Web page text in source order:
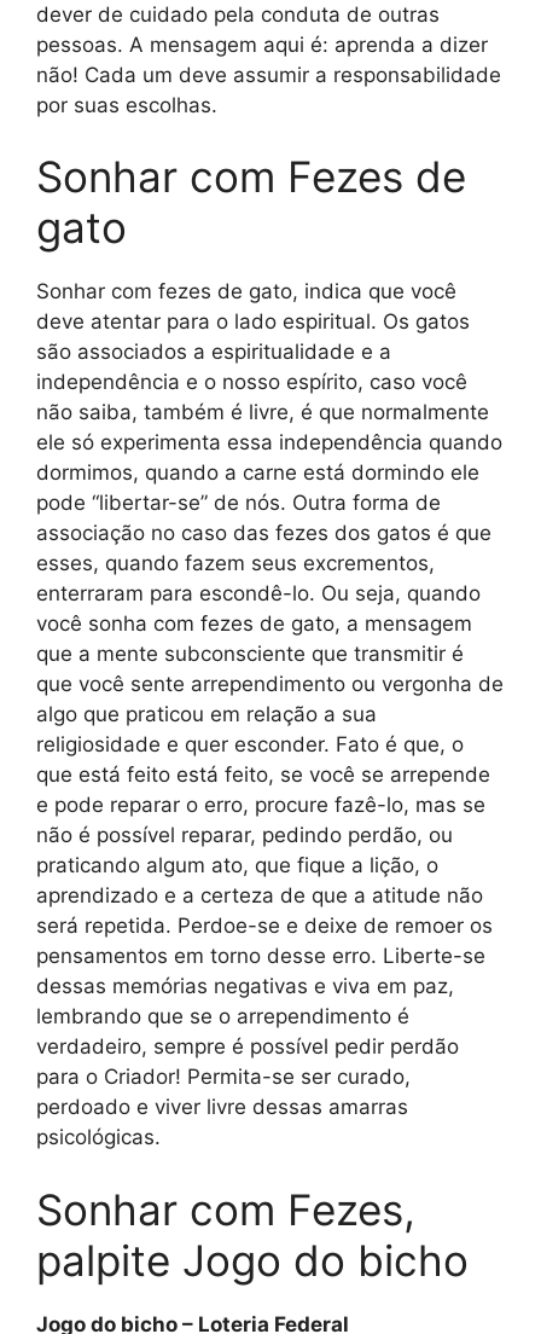
dever de cuidado pela conduta de outras
pessoas. A mensagem aqui é: aprenda a dizer
não! Cada um deve assumir a responsabilidade
por suas escolhas.
Sonhar com Fezes de
gato
Sonhar com fezes de gato, indica que você
deve atentar para o lado espiritual. Os gatos
são associados a espiritualidade e a
independência e o nosso espírito, caso você
não saiba, também é livre, é que normalmente
ele só experimenta essa independência quando
dormimos, quando a carne está dormindo ele
pode “libertar-se” de nós. Outra forma de
associação no caso das fezes dos gatos é que
esses, quando fazem seus excrementos,
enterraram para escondê-lo. Ou seja, quando
você sonha com fezes de gato, a mensagem
que a mente subconsciente que transmitir é
que você sente arrependimento ou vergonha de
algo que praticou em relação a sua
religiosidade e quer esconder. Fato é que, o
que está feito está feito, se você se arrepende
e pode reparar o erro, procure fazê-lo, mas se
não é possível reparar, pedindo perdão, ou
praticando algum ato, que fique a lição, o
aprendizado e a certeza de que a atitude não
será repetida. Perdoe-se e deixe de remoer os
pensamentos em torno desse erro. Liberte-se
dessas memórias negativas e viva em paz,
lembrando que se o arrependimento é
verdadeiro, sempre é possível pedir perdão
para o Criador! Permita-se ser curado,
perdoado e viver livre dessas amarras
psicológicas.
Sonhar com Fezes,
palpite Jogo do bicho
Jogo do bicho – Loteria Federal